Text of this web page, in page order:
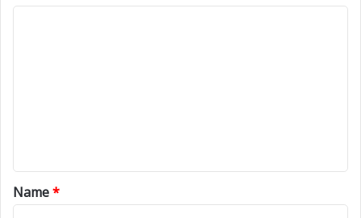
*
Name*